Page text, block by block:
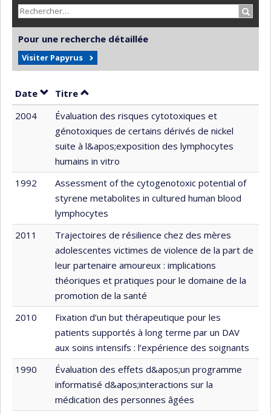
Pour une recherche détaillée
Visiter Papyrus
Date Trier par date en ordre croissant
Titre Trier par titre en ordre croissant
2004
Évaluation des risques cytotoxiques et
génotoxiques de certains dérivés de nickel
suite à l&apos;exposition des lymphocytes
humains in vitro
1992
Assessment of the cytogenotoxic potential of
styrene metabolites in cultured human blood
lymphocytes
2011
Trajectoires de résilience chez des mères
adolescentes victimes de violence de la part de
leur partenaire amoureux : implications
théoriques et pratiques pour le domaine de la
promotion de la santé
2010
Fixation d’un but thérapeutique pour les
patients supportés à long terme par un DAV
aux soins intensifs : l’expérience des soignants
1990
Évaluation des effets d&apos;un programme
informatisé d&apos;interactions sur la
médication des personnes âgées